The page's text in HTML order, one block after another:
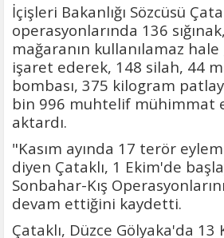
İçişleri Bakanlığı Sözcüsü
operasyonlarında 136
mağaranın kullanılamaz
işaret ederek, 148 silah, 44
bombası, 375 kilogram
bin 996 muhtelif mühimmat
aktardı.
"Kasım ayında 17 terör
diyen Çataklı, 1 Ekim'de
Sonbahar-Kış
devam ettiğini kaydetti.
Çataklı, Düzce Gölyaka'da 13